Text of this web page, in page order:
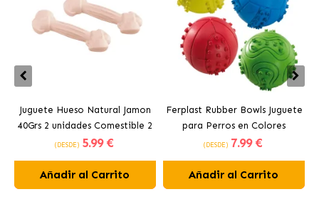
Juguete Hueso Natural Jamon
40Grs 2 unidades Comestible 2
unidades Ferplast
(DESDE) 5.99 €
Añadir al Carrito
Ferplast Rubber Bowls Juguete
para Perros en Colores
Surtidos
(DESDE) 7.99 €
Añadir al Carrito